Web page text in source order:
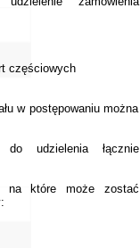
częściowych
w postępowaniu można
udzielenia łącznie
na które może zostać